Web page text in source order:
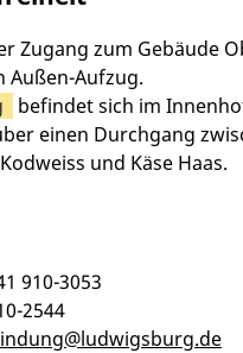
Zugang zum Gebäude
Außen-Aufzug.
befindet sich im
einen Durchgang
und Käse Haas.
910-3053
2544